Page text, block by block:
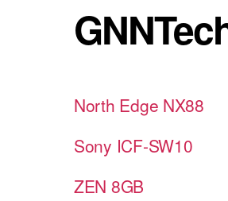
North Edge NX88
Sony ICF-SW10
ZEN 8GB